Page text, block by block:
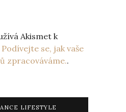
Akismet k
Podívejte se, jak vaše
zpracováváme..
LIFESTYLE